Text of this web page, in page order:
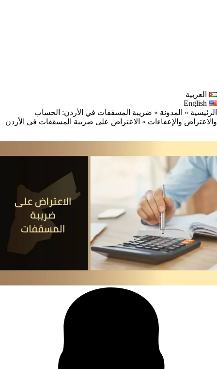
العربية
English
الرئيسية » المدونة » ضريبة المسقفات في الأردن: الحساب
والاعتراض والإعفاءات » الاعتراض على ضريبة المسقفات في الأردن